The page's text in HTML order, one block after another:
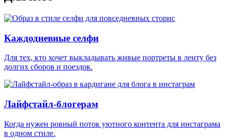
Каждодневные селфи
Для тех, кто хочет выкладывать живые портреты в ленту без
долгих сборов и поездок.
Лайфстайл-блогерам
Когда нужен ровный поток уютного контента для инстаграма
в одном стиле.